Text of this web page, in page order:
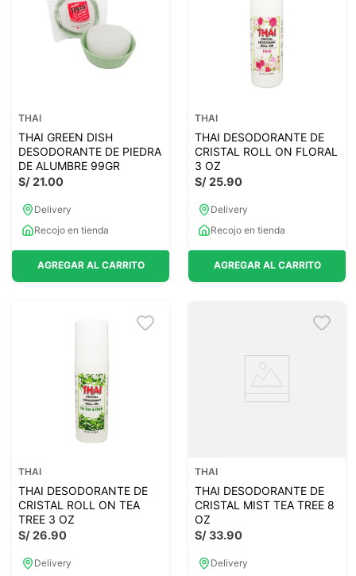
THAI
THAI GREEN DISH
DESODORANTE DE PIEDRA
DE ALUMBRE 99GR
S/21.00
Delivery
Recojo en tienda
AGREGAR AL CARRITO
THAI
THAI DESODORANTE DE
CRISTAL ROLL ON FLORAL
3 OZ
S/25.90
Delivery
Recojo en tienda
AGREGAR AL CARRITO
THAI
THAI DESODORANTE DE
CRISTAL ROLL ON TEA
TREE 3 OZ
S/26.90
Delivery
THAI
THAI DESODORANTE DE
CRISTAL MIST TEA TREE 8
OZ
S/33.90
Delivery